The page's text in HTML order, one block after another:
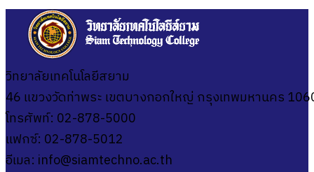
วิทยาลัยเทคโนโลยีสยาม
46 แขวงวัดท่าพระ เขตบางกอกใหญ่ กรุงเทพมหานคร
โทรศัพท์: 02-878-5000
แฟกซ์: 02-878-5012
อีเมล: info@siamtechno.ac.th